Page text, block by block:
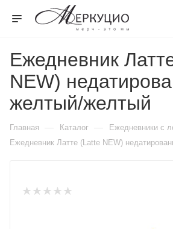
Ежедневник
NEW)
желтый/желтый
Главная — Каталог — Ежедневники c
Ежедневник Латте (Latte NEW)